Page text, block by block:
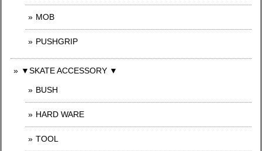
MOB
PUSHGRIP
▼SKATE ACCESSORY ▼
BUSH
HARD WARE
TOOL